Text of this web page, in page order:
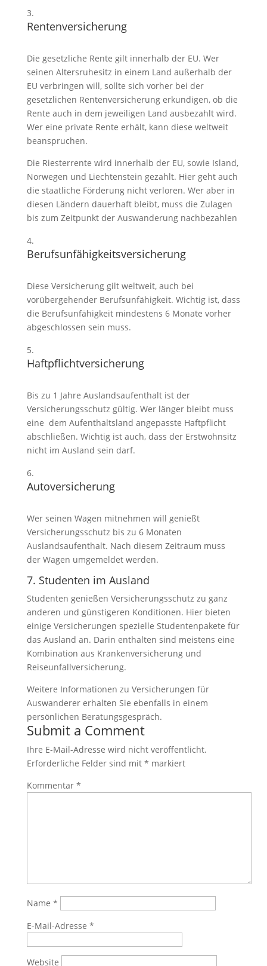
Rentenversicherung
Die gesetzliche Rente gilt innerhalb der EU. Wer
seinen Altersruhesitz in einem Land außerhalb der
EU verbringen will, sollte sich vorher bei der
gesetzlichen Rentenversicherung erkundigen, ob die
Rente auch in dem jeweiligen Land ausbezahlt wird.
Wer eine private Rente erhält, kann diese weltweit
beanspruchen.
Die Riesterrente wird innerhalb der EU, sowie Island,
Norwegen und Liechtenstein gezahlt. Hier geht auch
die staatliche Förderung nicht verloren. Wer aber in
diesen Ländern dauerhaft bleibt, muss die Zulagen
bis zum Zeitpunkt der Auswanderung nachbezahlen
Berufsunfähigkeitsversicherung
Diese Versicherung gilt weltweit, auch bei
vorübergehender Berufsunfähigkeit. Wichtig ist, dass
die Berufsunfähigkeit mindestens 6 Monate vorher
abgeschlossen sein muss.
Haftpflichtversicherung
Bis zu 1 Jahre Auslandsaufenthalt ist der
Versicherungsschutz gültig. Wer länger bleibt muss
eine dem Aufenthaltsland angepasste Haftpflicht
abschließen. Wichtig ist auch, dass der Erstwohnsitz
nicht im Ausland sein darf.
Autoversicherung
Wer seinen Wagen mitnehmen will genießt
Versicherungsschutz bis zu 6 Monaten
Auslandsaufenthalt. Nach diesem Zeitraum muss
der Wagen umgemeldet werden.
7. Studenten im Ausland
Studenten genießen Versicherungsschutz zu ganz
anderen und günstigeren Konditionen. Hier bieten
einige Versicherungen spezielle Studentenpakete für
das Ausland an. Darin enthalten sind meistens eine
Kombination aus Krankenversicherung und
Reiseunfallversicherung.
Weitere Informationen zu Versicherungen für
Auswanderer erhalten Sie ebenfalls in einem
persönlichen Beratungsgespräch.
Submit a Comment
Ihre E-Mail-Adresse wird nicht veröffentlicht.
Erforderliche Felder sind mit * markiert
Kommentar *
Name *
E-Mail-Adresse *
Website